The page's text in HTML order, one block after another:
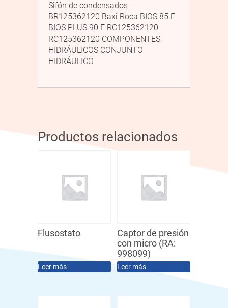
Sifón de condensados
BR125362120 Baxi Roca BIOS 85 F
BIOS PLUS 90 F RC125362120
RC125362120 COMPONENTES
HIDRÁULICOS CONJUNTO
HIDRÁULICO
Productos relacionados
Flusostato
Leer más
Captor de presión
con micro (RA:
998099)
Leer más